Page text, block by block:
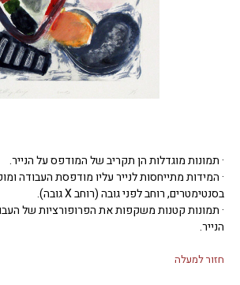
· תמונות מוגדלות הן תקריב של המודפס על הנייר.
· המידות מתייחסות לנייר עליו מודפסת העבודה
בסנטימטרים, רוחב לפני גובה (רוחב X גובה).
· תמונות קטנות משקפות את הפרופורציות של
הנייר.
חזור למעלה